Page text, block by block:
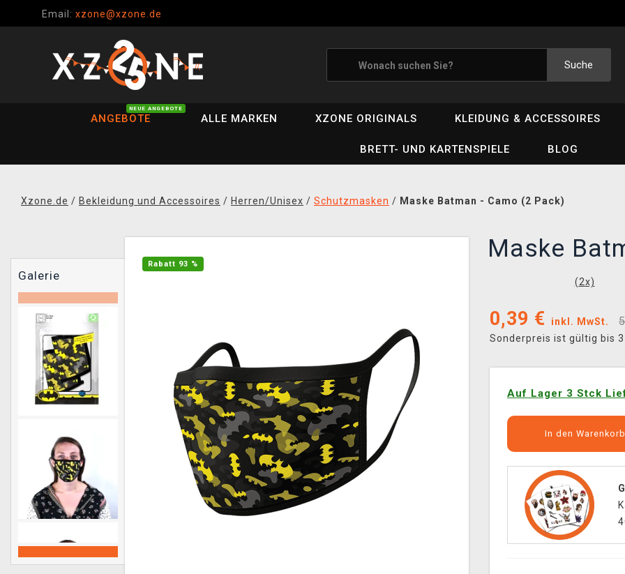
Email: xzone@xzone.de
Suche
ANGEBOTE
NEUE ANGEBOTE
ALLE MARKEN XZONE ORIGINALS KLEIDUNG & ACCESSOIRES
BRETT- UND KARTENSPIELE BLOG
Xzone.de / Bekleidung und Accessoires / Herren/Unisex / Schutzmasken / Maske Batman - Camo (2 Pack)
Galerie
Rabatt 93 %
Maske
(2x)
0,39 € inkl. MwSt.
Sonderpreis ist gültig bis
Auf Lager 3 Stck
In den Warenkorb